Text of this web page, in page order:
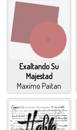
Exaltando Su
Majestad
Maximo Paitan